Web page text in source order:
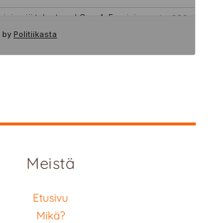
Meistä
Etusivu
Mikä?